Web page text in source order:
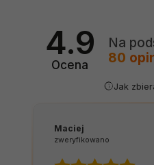
4.9
Ocena
Na
80
Jak
Maciej
zweryfikowano